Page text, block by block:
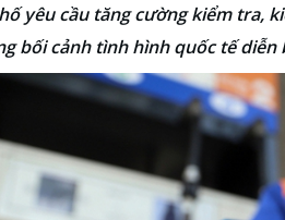
yêu cầu tăng cường kiểm tra,
bối cảnh tình hình quốc tế diễn